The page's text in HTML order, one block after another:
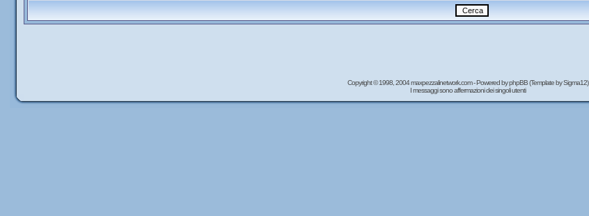
Copyright © 1998, 2004 maxpezzalinetwork.com - Powered byphpBB(Template by Sigma12)
I messaggi sono affermazioni dei singoli utenti